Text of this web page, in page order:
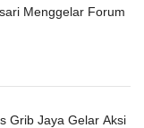
Menggelar Forum
Grib Jaya Gelar Aksi